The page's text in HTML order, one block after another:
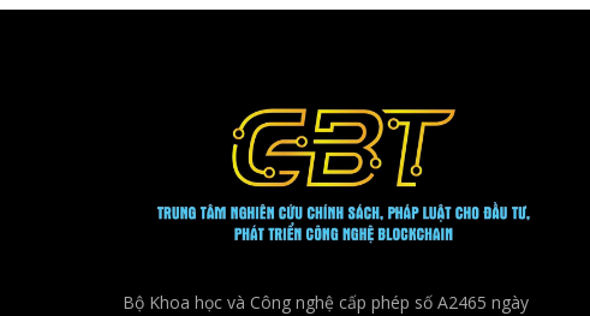
Bộ Khoa học và Công nghệ cấp phép số A2465 ngày